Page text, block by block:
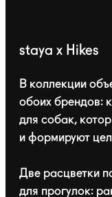
staya x Hikes
В коллекции
обоих брендов:
для собак,
и формируют
Две расцветки
для прогулок: